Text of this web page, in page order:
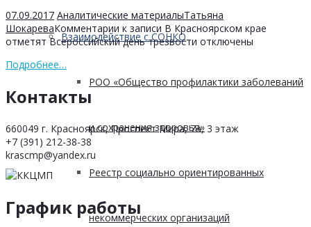
Взаимодействие с СОНКО
РОО «Общество профилактики заболеваний
и сохранения здоровья»
Реестр социально ориентированных
некоммерческих организаций
07.09.2017 Аналитические материалыТатьяна
ШокареваКомментарии к записи В Красноярском крае
отметят Всероссийский день трезвости отключены
Подробнее…
Контакты
660049 г. Красноярск, Проспект Мира, 7а, 3 этаж
+7 (391) 212-38-38
krascmp@yandex.ru
График работы